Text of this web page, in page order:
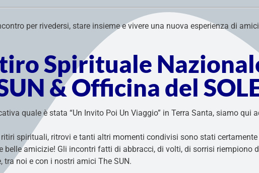
per rivedersi, stare insieme e vivere una nuova esperienza di
Spirituale
& Officina del
quale è stata “Un Invito Poi Un Viaggio” in Terra Santa, siamo qui
spirituali, ritrovi e tanti altri momenti condivisi sono stati
belle amicizie! Gli incontri fatti di abbracci, di volti, di sorrisi riempiono
tra noi e con i nostri amici The SUN.